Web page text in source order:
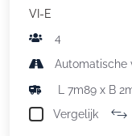
VI-E
4
Automatische
L 7m89 x B
Vergelijk